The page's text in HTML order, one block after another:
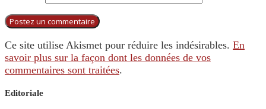
Ce site utilise Akismet pour réduire les indésirables. En
savoir plus sur la façon dont les données de vos
commentaires sont traitées.
Editoriale